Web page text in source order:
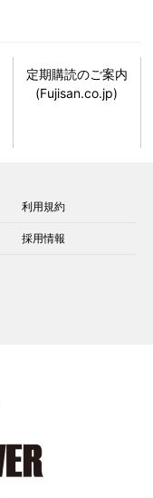
定期購読のご案内
(Fujisan.co.jp)
利用規約
採用情報